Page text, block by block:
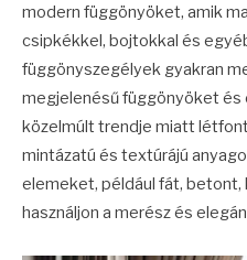
modern függönyöket, amik
csipkékkel, bojtokkal és
függönyszegélyek gyakran
megjelenésű függönyöket és
közelmúlt trendje miatt
mintázatú és textúrájú
elemeket, például fát,
használjon a merész és